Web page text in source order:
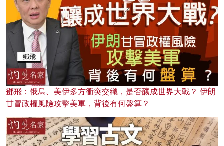
鄧飛：俄烏、美伊多方衝突交織，是否釀成世界大戰？ 伊朗
甘冒政權風險攻擊美軍，背後有何盤算？